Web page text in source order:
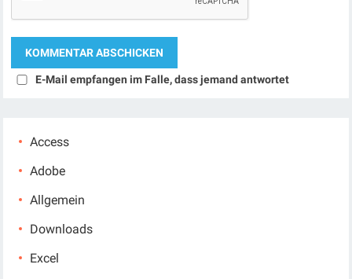
E-Mail empfangen im Falle, dass jemand antwortet
Access
Adobe
Allgemein
Downloads
Excel